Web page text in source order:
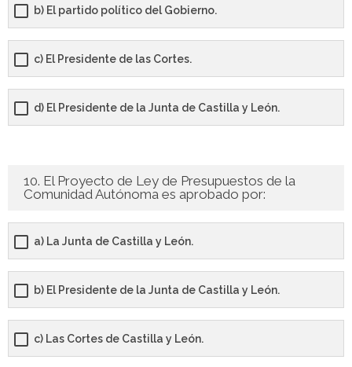
b) El partido político del Gobierno.
c) El Presidente de las Cortes.
d) El Presidente de la Junta de Castilla y León.
10. El Proyecto de Ley de Presupuestos de la
Comunidad Autónoma es aprobado por:
a) La Junta de Castilla y León.
b) El Presidente de la Junta de Castilla y León.
c) Las Cortes de Castilla y León.